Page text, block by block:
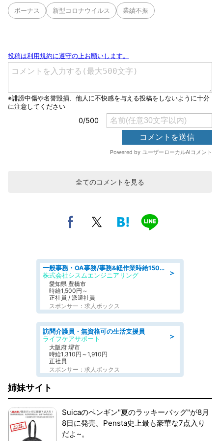
ボーナス 新型コロナウイルス 業績不振
全てのコメントを見る
＞
一般事務・OA事務/事務&軽作業時給1500円土日祝休み各種社保完備
株式会社シスムエンジニアリング
愛知県 豊橋市
時給1,500円～
正社員 / 派遣社員
スポンサー：求人ボックス
＞
訪問介護員・無資格可の生活支援員
ライフケアサポート
大阪府 堺市
時給1,310円～1,910円
正社員
スポンサー：求人ボックス
姉妹サイト
Suicaのペンギン"夏のラッキーバッグ"が8月
8日に発売。Pensta史上最も豪華な7点入り
だよ~。